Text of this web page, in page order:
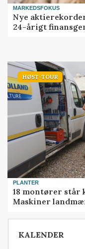
MARKEDSFOKUS
Nye
24-årigt
HØST-TOUR
PLANTER
18 montører står
Maskiner
KALENDER